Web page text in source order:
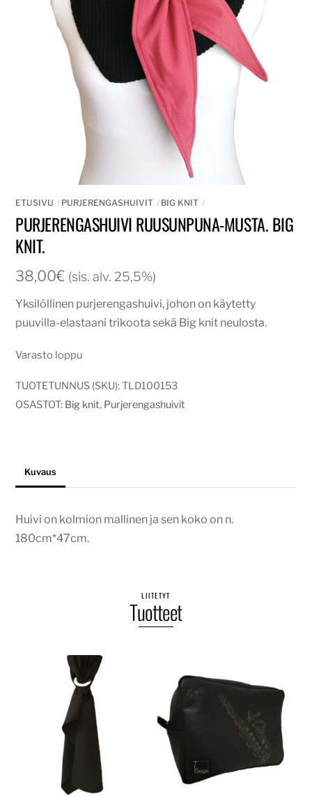
ETUSIVU PURJERENGASHUIVIT BIG KNIT
PURJERENGASHUIVI RUUSUNPUNA-MUSTA. BIG
KNIT.
38,00€ (sis. alv. 25,5%)
Yksilöllinen purjerengashuivi, johon on käytetty
puuvilla-elastaani trikoota sekä Big knit neulosta.
Varasto loppu
TUOTETUNNUS (SKU):TLD100153
OSASTOT: Big knit, Purjerengashuivit
Kuvaus
Huivi on kolmion mallinen ja sen koko on n.
180cm*47cm.
LIITETYT
Tuotteet